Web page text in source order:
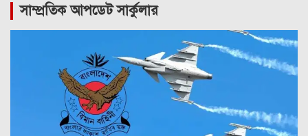
সাম্প্রতিক আপডেট সার্কুলার